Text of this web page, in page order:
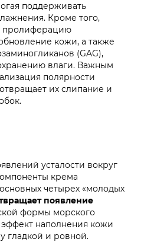
поддерживать
Кроме того,
пролиферацию
кожи, а также
(GAG),
влаги. Важным
полярности
их слипание и
усталости вокруг
крема
четырех «молодых
появление
формы морского
наполнения кожи
гладкой и ровной.